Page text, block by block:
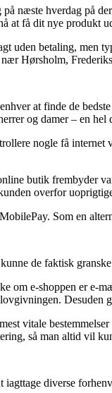
næste hverdag på
at få dit nye produkt
uden betaling, men
Hørsholm,
at finde de
og damer – en
nogle få internet
butik frembyder
overfor
Som en
de faktisk
om e-shoppen er e-
Desuden
vitale
så man altid vil
diverse